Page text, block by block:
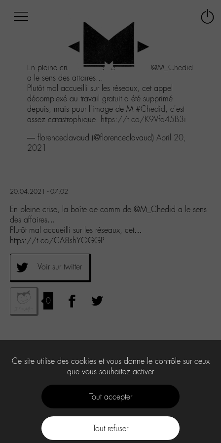
menu
Aller
au
contenu
Aller
recherche
En pleine crise, la boîte de comm de @M_Chedid
a le sens des affaires...
Plutôt mal accueilli sur les réseaux, cet appel
décomplexé au travail gratuit a été supprimé
depuis, mais pour l'image de M #Chedid, c'est
assez catastrophique. https://t.co/K9Vfa45B3i
— florenceclavaud (@florenceclavaud) April 20,
2021
20.04.2021 - 07:02
En pleine crise, la boîte de comm de @M_Chedid a le sens
des affaires…
Plutôt mal accueilli sur les réseaux, cet…
https://t.co/CA8shYOGGP
Voir sur twitter
0
Ce site utilise des cookies et vous donne le contrôle sur ceux
que vous souhaitez activer
Tout accepter
Tout refuser